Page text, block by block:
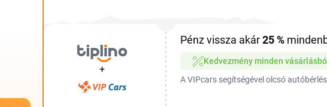
számodra legjobb ajánlatot, majd a foglalás véglegesítése előtt írd be a
foglalhatod le az autót a következő utadhoz és a teljes ár már a foglalás
+
Pénz vissza akár25 %
Kedvezmény minden vásárlásból
A VIPcars segítségével olcsó